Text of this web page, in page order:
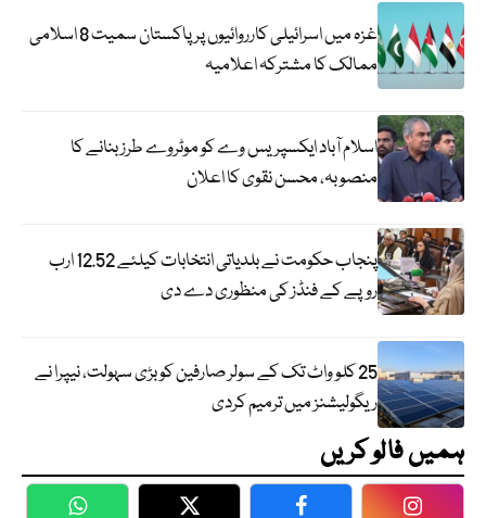
غزہ میں اسرائیلی کارروائیوں پر پاکستان سمیت 8 اسلامی
ممالک کا مشترکہ اعلامیہ
اسلام آباد ایکسپریس وے کو موٹروے طرز بنانے کا
منصوبہ، محسن نقوی کا اعلان
پنجاب حکومت نے بلدیاتی انتخابات کیلئے 12.52 ارب
روپے کے فنڈز کی منظوری دے دی
25 کلو واٹ تک کے سولر صارفین کو بڑی سہولت، نیپرا نے
ریگولیشنز میں ترمیم کردی
ہمیں فالو کریں